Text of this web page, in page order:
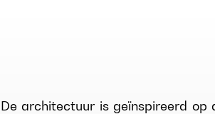
De architectuur is geïnspireerd op